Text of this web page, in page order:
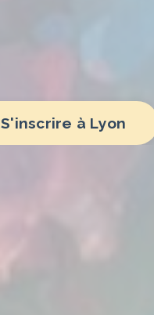
S'inscrire à Lyon